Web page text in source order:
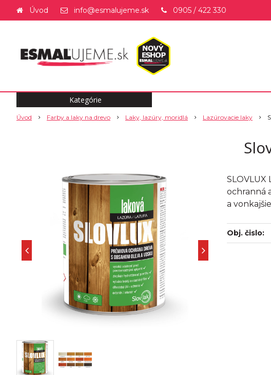
Úvod info@esmalujeme.sk 0905 / 422 330
Úvod Farby a laky na drevo Laky, lazúry, moridlá Lazúrovacie laky
SLOVLUX
ochranná
a
Obj. čislo:
Kategórie